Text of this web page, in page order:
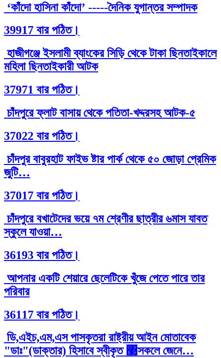
‘কাঁদো হাসিনা কাঁদো’ -----দৈনিক যুগান্তর সম্পাদক
39917 বার পঠিত।
হাজীগঞ্জে ইসলামী ব্যাংকের সিড়ি থেকে টাকা ছিনতাইকালে
মহিলা ছিনতাইকারী আটক
37971 বার পঠিত।
চাঁদপুরে ফ্লাট বাসায় থেকে পতিতা-খদ্দরসহ আটক-৫
37022 বার পঠিত।
চাঁদপুর বাবুরহাট ফাইভ ষ্টার পার্ক থেকে ৫০ জোড়া প্রেমিক
জুটি…
37017 বার পঠিত।
চাঁদপুরে বখাটেদের ভয়ে ৭ম শ্রেণীর ছাত্রীর ৬মাস যাবত
স্কুলে যাওয়া…
36193 বার পঠিত।
আপনার একটি শেয়ারে ছেলেটিকে খুঁজে পেতে পারে তার
পরিবার
36117 বার পঠিত।
ডি,এইচ,এম,এস পাসকৃতরা রাষ্ট্রীয় আইন মোতাবেক
"ডাঃ"(ডাক্তার) হিসাবে স্বীকৃত ঳সকলে জেনে…